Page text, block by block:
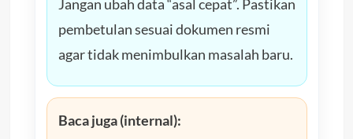
Jangan ubah data “asal cepat”. Pastikan
pembetulan sesuai dokumen resmi
agar tidak menimbulkan masalah baru.
Baca juga (internal):